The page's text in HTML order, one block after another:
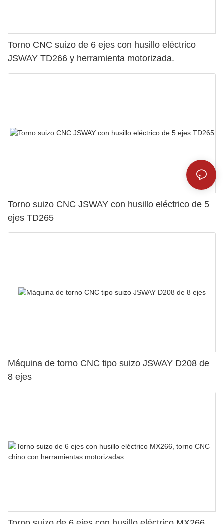
Torno CNC suizo de 6 ejes con husillo eléctrico
JSWAY TD266 y herramienta motorizada.
Torno suizo CNC JSWAY con husillo eléctrico de 5
ejes TD265
Máquina de torno CNC tipo suizo JSWAY D208 de
8 ejes